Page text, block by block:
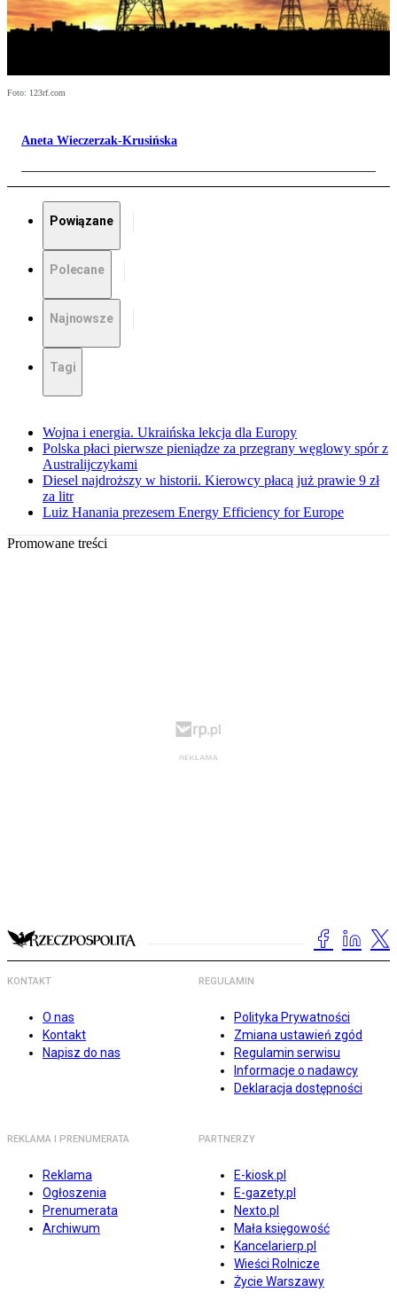
Foto: 123rf.com
Aneta Wieczerzak-Krusińska
Powiązane
Polecane
Najnowsze
Tagi
Wojna i energia. Ukraińska lekcja dla Europy
Polska płaci pierwsze pieniądze za przegrany węglowy spór z
Australijczykami
Diesel najdroższy w historii. Kierowcy płacą już prawie 9 zł
za litr
Luiz Hanania prezesem Energy Efficiency for Europe
Promowane treści
KONTAKT
O nas
Kontakt
Napisz do nas
REGULAMIN
Polityka Prywatności
Zmiana ustawień zgód
Regulamin serwisu
Informacje o nadawcy
Deklaracja dostępności
REKLAMA I PRENUMERATA
Reklama
Ogłoszenia
Prenumerata
Archiwum
PARTNERZY
E-kiosk.pl
E-gazety.pl
Nexto.pl
Mała księgowość
Kancelarierp.pl
Wieści Rolnicze
Życie Warszawy